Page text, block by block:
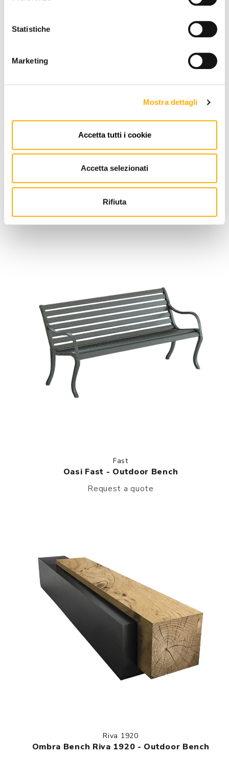
Statistiche
Marketing
Mostra dettagli
Accetta tutti i cookie
Accetta selezionati
Rifiuta
Roda
Network Roda - Outdoor Bench
Request a quote
Fast
Oasi Fast - Outdoor Bench
Request a quote
Riva 1920
Ombra Bench Riva 1920 - Outdoor Bench